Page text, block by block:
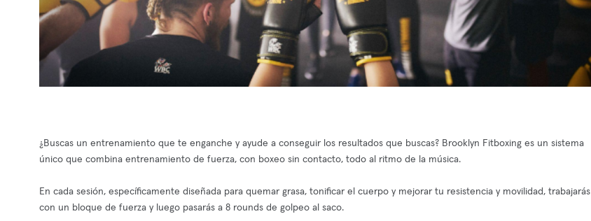
¿Buscas un entrenamiento que te enganche y ayude a conseguir los resultados que buscas? Brooklyn Fitboxing es un sistema
único que combina entrenamiento de fuerza, con boxeo sin contacto, todo al ritmo de la música.
En cada sesión, específicamente diseñada para quemar grasa, tonificar el cuerpo y mejorar tu resistencia y movilidad, trabajarás
con un bloque de fuerza y luego pasarás a 8 rounds de golpeo al saco.